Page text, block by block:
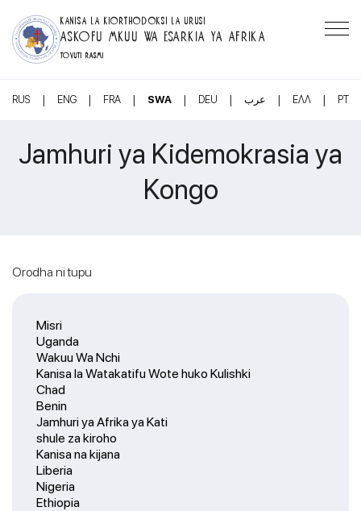
KANISA LA KIORTHODOKSI LA URUSI
ASKOFU MKUU WA ESARKIA YA AFRIKA
TOVUTI RASMI
RUS | ENG | FRA | SWA | DEU | عرب | ΕΛΛ | PT
Jamhuri ya Kidemokrasia ya
Kongo
Misri
Uganda
Wakuu Wa Nchi
Kanisa la Watakatifu Wote huko Kulishki
Chad
Benin
Jamhuri ya Afrika ya Kati
shule za kiroho
Kanisa na kijana
Liberia
Nigeria
Ethiopia
Orodha ni tupu